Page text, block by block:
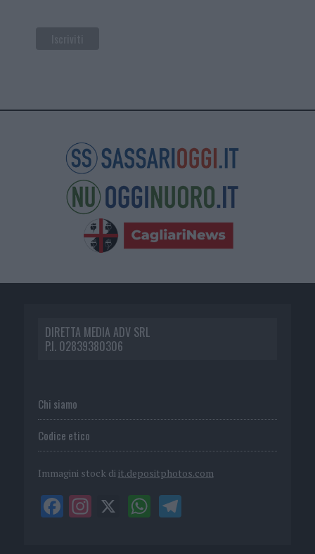
DIRETTA MEDIA ADV SRL
P.I. 02839380306
Chi siamo
Codice etico
Immagini stock di it.depositphotos.com